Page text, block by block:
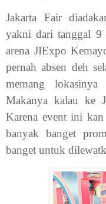
Jakarta Fair
yakni dari tanggal
arena JIExpo
pernah absen deh
memang
Makanya kalau ke
Karena event ini
banyak banget
banget untuk